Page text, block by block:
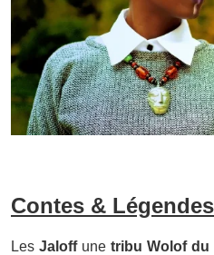
Contes &
Les Jaloffune tribu Wolof du